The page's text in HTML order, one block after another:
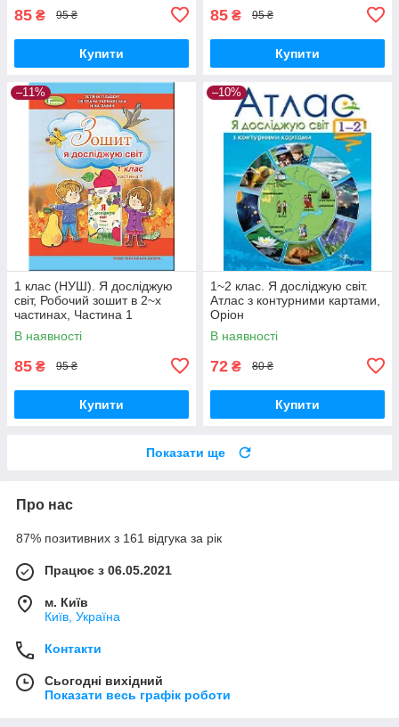
85 ₴ 95 ₴
Купити
85 ₴ 95 ₴
Купити
–11%
1 клас (НУШ). Я досліджую
світ, Робочий зошит в 2~х
частинах, Частина 1
(Гільберг Т., Тарнавська С.,
Павич Н.), Генеза
В наявності
85 ₴ 95 ₴
Купити
–10%
1~2 клас. Я досліджую світ.
Атлас з контурними картами,
Оріон
В наявності
72 ₴ 80 ₴
Купити
Показати ще
Про нас
87% позитивних з 161 відгука за рік
Працює з 06.05.2021
м. Київ
Київ, Україна
Контакти
Сьогодні вихідний
Показати весь графік роботи